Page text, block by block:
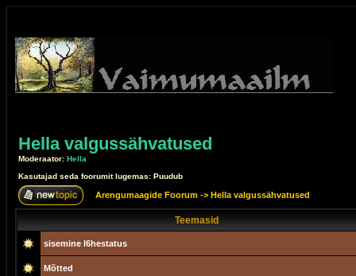
Hella valgussähvatused
Moderaator: Hella
Kasutajad seda foorumit lugemas: Puudub
Arengumaagide Foorum -> Hella valgussähvatused
Teemasid
sisemine l6hestatus
Mõtted